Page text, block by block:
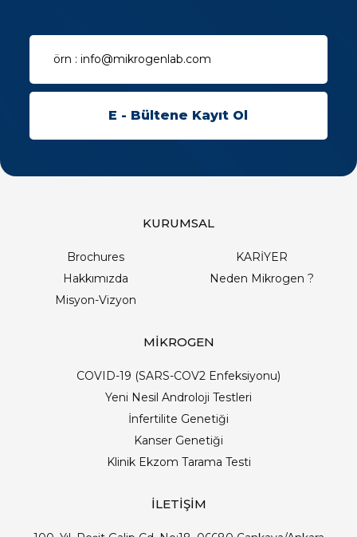
KURUMSAL
Brochures
KARİYER
Hakkımızda
Neden Mikrogen ?
Misyon-Vizyon
MİKROGEN
COVID-19 (SARS-COV2 Enfeksiyonu)
Yeni Nesil Androloji Testleri
İnfertilite Genetiği
Kanser Genetiği
Klinik Ekzom Tarama Testi
İLETİŞİM